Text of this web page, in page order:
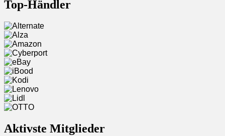
Top-Händler
Aktivste Mitglieder